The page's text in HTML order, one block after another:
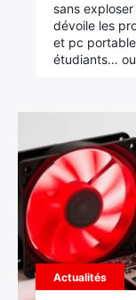
sans
dévoile les
et pc
étudiants…
Actualités